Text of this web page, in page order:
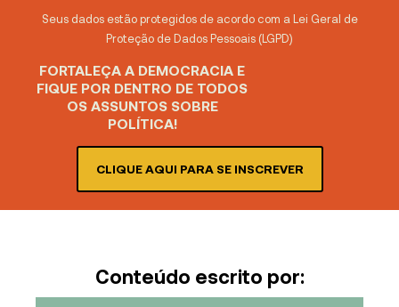
Seus dados estão protegidos de acordo com a Lei Geral de
Proteção de Dados Pessoais (LGPD)
FORTALEÇA A DEMOCRACIA E
FIQUE POR DENTRO DE TODOS
OS ASSUNTOS SOBRE
POLÍTICA!
CLIQUE AQUI PARA SE INSCREVER
Conteúdo escrito por: